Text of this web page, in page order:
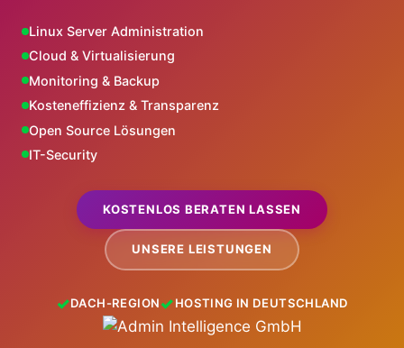
Linux Server Administration
Cloud & Virtualisierung
Monitoring & Backup
Kosteneffizienz & Transparenz
Open Source Lösungen
IT-Security
KOSTENLOS BERATEN LASSEN
UNSERE LEISTUNGEN
DACH-REGION HOSTING IN DEUTSCHLAND